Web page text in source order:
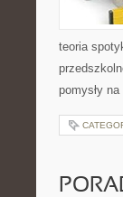
teoria
pomysły